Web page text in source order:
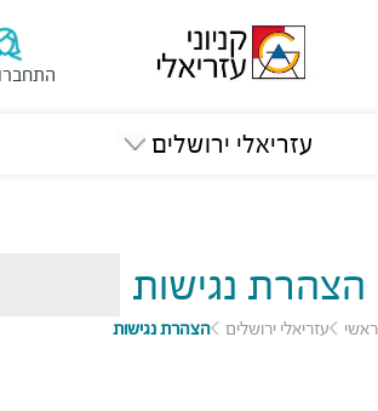
עזריאלי ירושלים
הצהרת נגישות
ראשי עזריאלי ירושלים הצהרת נגישות